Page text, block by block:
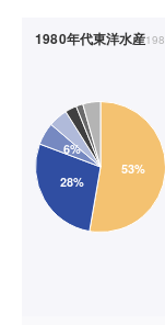
1980年代東洋水産